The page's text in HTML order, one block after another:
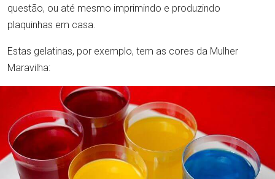
questão, ou até mesmo imprimindo e produzindo
plaquinhas em casa.
Estas gelatinas, por exemplo, tem as cores da Mulher
Maravilha: